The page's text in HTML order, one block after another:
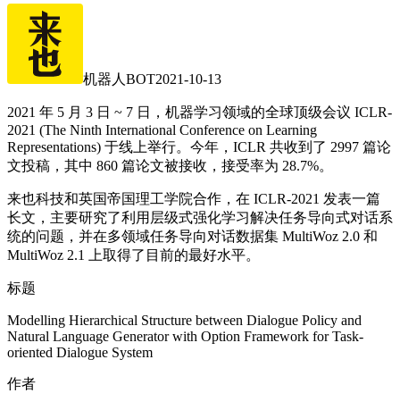
机器人BOT2021-10-13
2021 年 5 月 3 日 ~ 7 日，机器学习领域的全球顶级会议 ICLR-
2021 (The Ninth International Conference on Learning
Representations) 于线上举行。今年，ICLR 共收到了 2997 篇论
文投稿，其中 860 篇论文被接收，接受率为 28.7%。
来也科技和英国帝国理工学院合作，在 ICLR-2021 发表一篇
长文，主要研究了利用层级式强化学习解决任务导向式对话系
统的问题，并在多领域任务导向对话数据集 MultiWoz 2.0 和
MultiWoz 2.1 上取得了目前的最好水平。
标题
Modelling Hierarchical Structure between Dialogue Policy and
Natural Language Generator with Option Framework for Task-
oriented Dialogue System
作者